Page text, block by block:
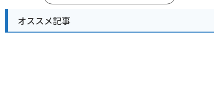
オススメ記事